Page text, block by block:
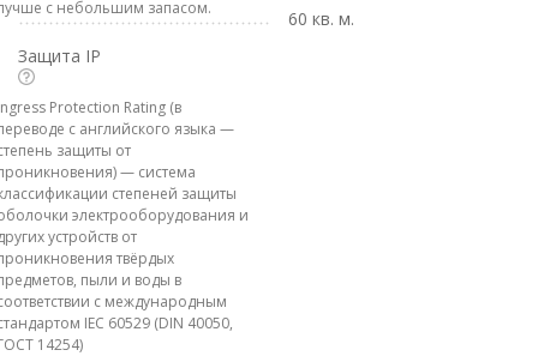
с небольшим запасом.
60 кв. м.
Защита IP
Protection Rating (в
с английского языка —
защиты от
— система
степеней защиты
электрооборудования и
устройств от
твёрдых
пыли и воды в
с международным
IEC 60529 (DIN 40050,
14254)